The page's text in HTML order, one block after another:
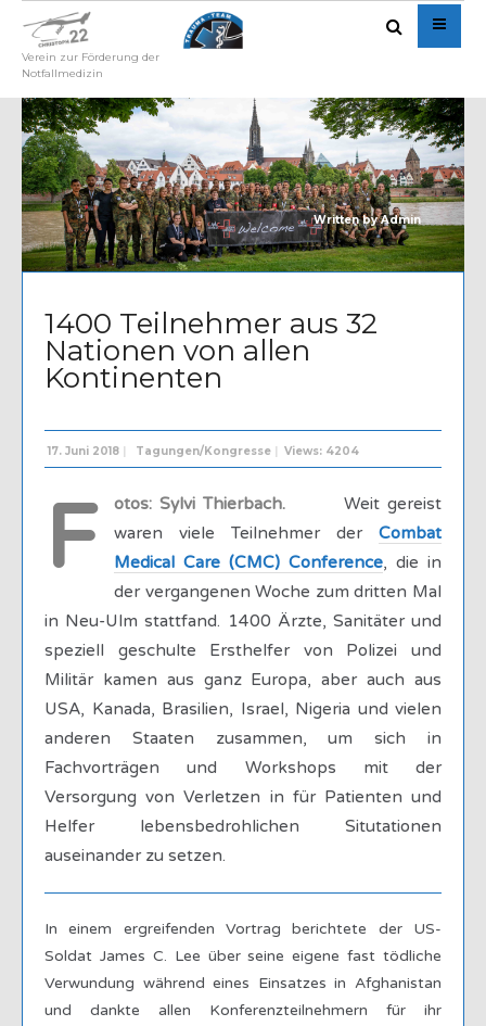
Verein zur Förderung der
Notfallmedizin
Written byAdmin
1400 Teilnehmer aus 32
Nationen von allen
Kontinenten
17. Juni 2018 | Tagungen/Kongresse | Views: 4204
F otos: Sylvi Thierbach.Weit gereist
waren viele Teilnehmer der Combat
Medical Care (CMC) Conference, die in
der vergangenen Woche zum dritten Mal
in Neu-Ulm stattfand. 1400 Ärzte, Sanitäter und
speziell geschulte Ersthelfer von Polizei und
Militär kamen aus ganz Europa, aber auch aus
USA, Kanada, Brasilien, Israel, Nigeria und vielen
anderen Staaten zusammen, um sich in
Fachvorträgen und Workshops mit der
Versorgung von Verletzen in für Patienten und
Helfer lebensbedrohlichen Situtationen
auseinander zu setzen.
In einem ergreifenden Vortrag berichtete der US-
Soldat James C. Lee über seine eigene fast tödliche
Verwundung während eines Einsatzes in Afghanistan
und dankte allen Konferenzteilnehmern für ihr